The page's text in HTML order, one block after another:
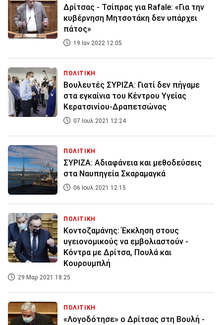
Δρίτσας - Τσίπρας για Rafale: «Για την
κυβέρνηση Μητσοτάκη δεν υπάρχει
πάτος»
19 Ιαν 2022 12:05
ΠΟΛΙΤΙΚΗ
Βουλευτές ΣΥΡΙΖΑ: Γιατί δεν πήγαμε
στα εγκαίνια του Κέντρου Υγείας
Κερατσινίου-Δραπετσώνας
07 Ιουλ 2021 12:24
ΠΟΛΙΤΙΚΗ
ΣΥΡΙΖΑ: Αδιαφάνεια και μεθοδεύσεις
στα Ναυπηγεία Σκαραμαγκά
06 Ιουλ 2021 12:15
ΠΟΛΙΤΙΚΗ
Κοντοζαμάνης: Έκκληση στους
υγειονομικούς να εμβολιαστούν -
Κόντρα με Δρίτσα, Πουλά και
Κουρουμπλή
29 Μαρ 2021 18:25
ΠΟΛΙΤΙΚΗ
«Λογοδότησε» ο Δρίτσας στη Βουλή -